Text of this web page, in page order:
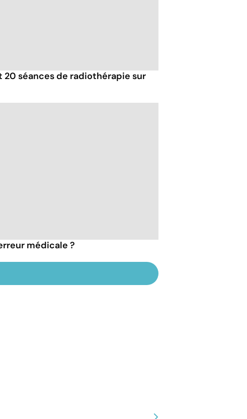
20 séances de radiothérapie sur
médicale ?